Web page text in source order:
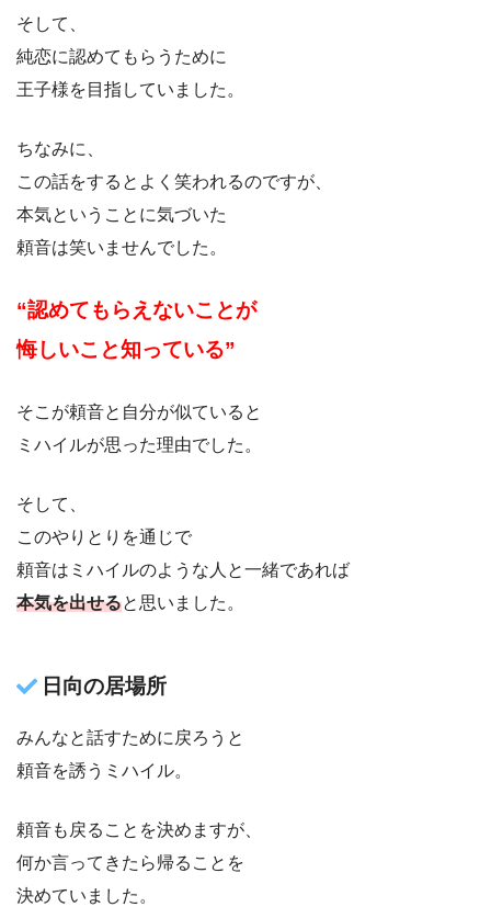
そして、
純恋に認めてもらうために
王子様を目指していました。
ちなみに、
この話をするとよく笑われるのですが、
本気ということに気づいた
頼音は笑いませんでした。
“認めてもらえないことが
悔しいこと知っている”
そこが頼音と自分が似ていると
ミハイルが思った理由でした。
そして、
このやりとりを通じで
頼音はミハイルのような人と一緒であれば
本気を出せると思いました。
日向の居場所
みんなと話すために戻ろうと
頼音を誘うミハイル。
頼音も戻ることを決めますが、
何か言ってきたら帰ることを
決めていました。